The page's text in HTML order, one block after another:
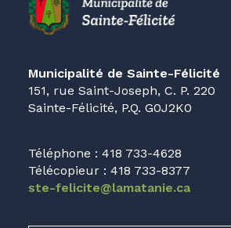
Municipalité de Sainte-Félicité
151, rue Saint-Joseph, C. P. 220
Sainte-Félicité, P.Q. G0J2K0
Téléphone : 418 733-4628
Télécopieur : 418 733-8377
ste-felicite@lamatanie.ca